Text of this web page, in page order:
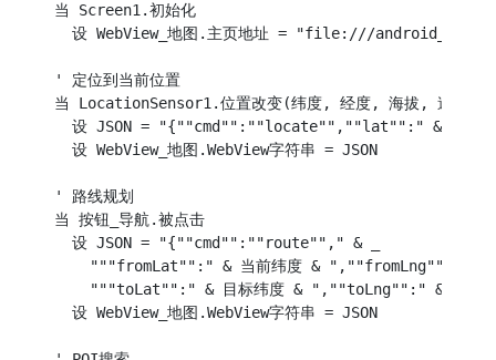
}
} catch( e){}
},100);
</ script >
</body
</html >
当 Screen1.初始化
设 WebView_地图.主页地址 = "file:///
' 定位到当前位置
当 LocationSensor1.位置改变(纬度, 经度, 海拔, 速度)
设 JSON = "{""cmd"":""locate"",""lat"":" & 纬度
  设 WebView_地图.WebView字符串 = JSON
' 路线规划
当 按钮_导航.被点击
  设 JSON = "{""cmd"":""route""," & _
"""fromLat"":" & 当前纬度 & ",""fromLng"":" &
"""toLat"":" & 目标纬度 & ",""toLng"":" & 目标
  设 WebView_地图.WebView字符串 = JSON